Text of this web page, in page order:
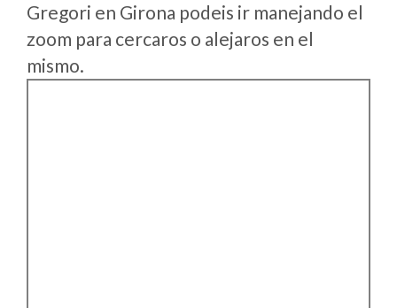
Gregori en Girona podeis ir manejando el
zoom para cercaros o alejaros en el
mismo.